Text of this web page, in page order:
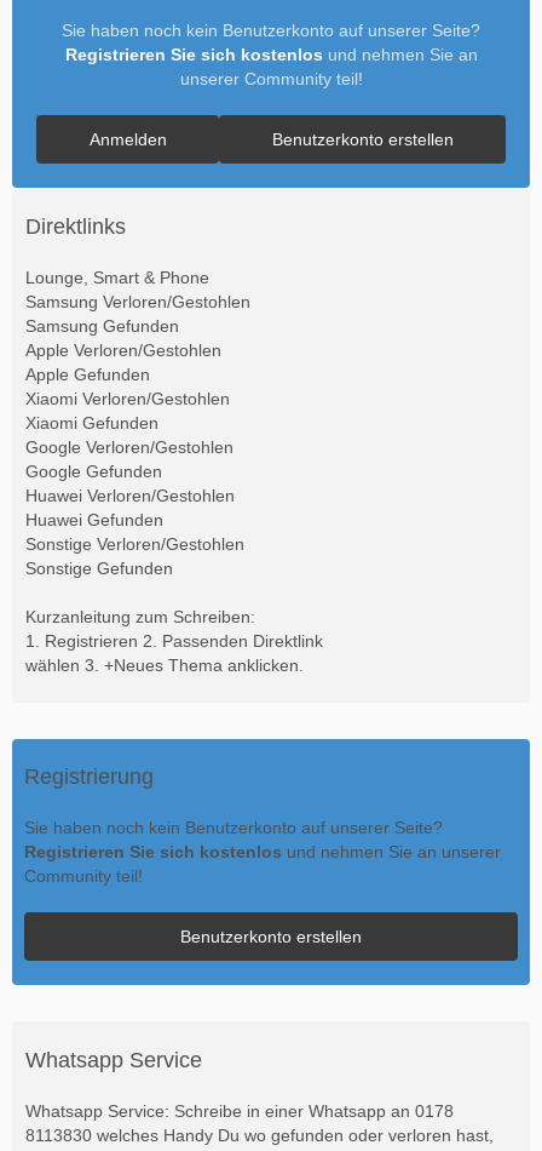
Sie haben noch kein Benutzerkonto auf unserer Seite?
Registrieren Sie sich kostenlos und nehmen Sie an
unserer Community teil!
Benutzerkonto erstellen
Anmelden
Direktlinks
Lounge, Smart & Phone
Samsung Verloren/Gestohlen
Samsung Gefunden
Apple Verloren/Gestohlen
Apple Gefunden
Xiaomi Verloren/Gestohlen
Xiaomi Gefunden
Google Verloren/Gestohlen
Google Gefunden
Huawei Verloren/Gestohlen
Huawei Gefunden
Sonstige Verloren/Gestohlen
Sonstige Gefunden
Kurzanleitung zum Schreiben:
1. Registrieren 2. Passenden Direktlink
wählen 3. +Neues Thema anklicken.
Registrierung
Sie haben noch kein Benutzerkonto auf unserer Seite?
Registrieren Sie sich kostenlos und nehmen Sie an unserer
Community teil!
Benutzerkonto erstellen
Whatsapp Service
Whatsapp Service: Schreibe in einer Whatsapp an 0178
8113830 welches Handy Du wo gefunden oder verloren hast,